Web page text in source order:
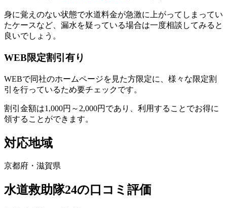
身に覚えのない状態で水道料金が急激に上がってしまってい
たケースなど、漏水を疑っている場合は一度相談してみると
良いでしょう。
WEB限定割引有り
WEBで同社のホームページを見た方限定に、様々な限定割
引を行っているため要チェックです。
割引金額は1,000円～2,000円であり、利用することでお得に
領することができます。
対応地域
京都府・滋賀県
水道救助隊24の口コミ評価